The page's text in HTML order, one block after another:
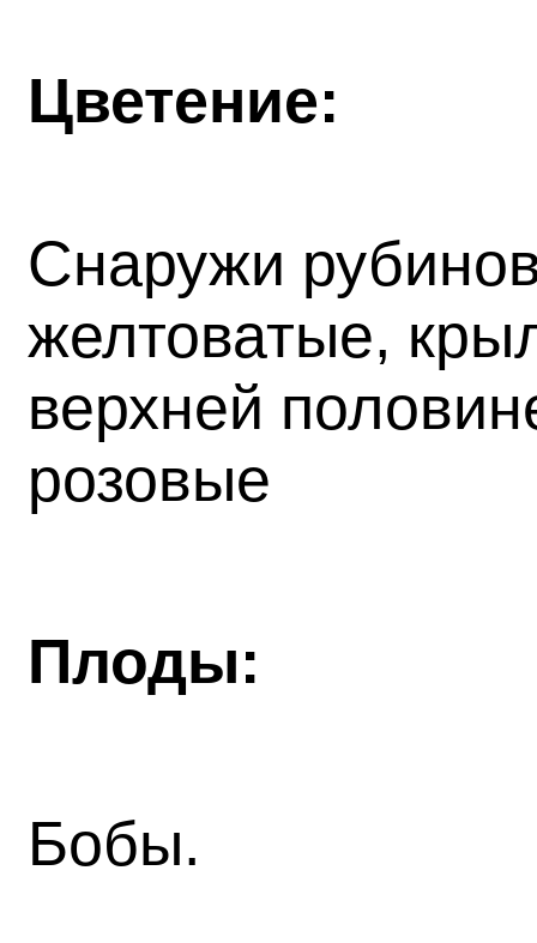
Цветение:
Снаружи
желтоватые,
верхней
розовые
Плоды:
Бобы.